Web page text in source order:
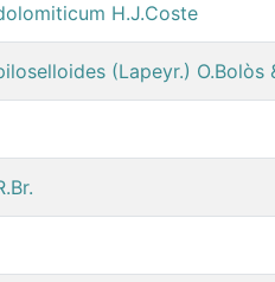
H.J.Coste
(Lapeyr.) O.Bolòs